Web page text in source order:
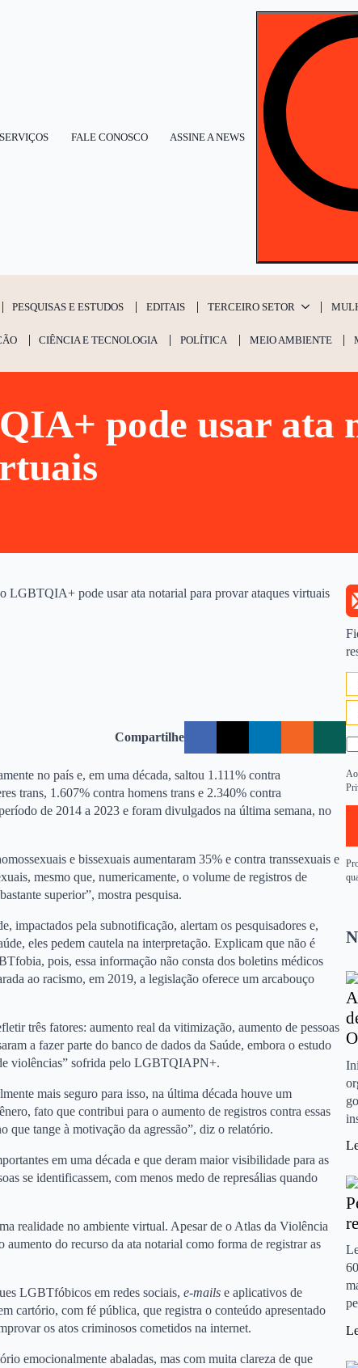
SERVIÇOS FALE CONOSCO ASSINE A NEWS
PESQUISAS E ESTUDOS EDITAIS TERCEIRO SETOR
CIÊNCIA E TECNOLOGIA POLÍTICA MEIO AMBIENTE
pode usar ata
LGBTQIA+ pode usar ata notarial para provar ataques virtuais
Compartilhe
no país e, em uma década, saltou 1.111% contra
trans, 1.607% contra homens trans e 2.340% contra
de 2014 a 2023 e foram divulgados na última semana, no
e bissexuais aumentaram 35% e contra transsexuais e
mesmo que, numericamente, o volume de registros de
superior”, mostra pesquisa.
impactados pela subnotificação, alertam os pesquisadores e,
eles pedem cautela na interpretação. Explicam que não é
pois, essa informação não consta dos boletins médicos
ao racismo, em 2019, a legislação oferece um arcabouço
três fatores: aumento real da vitimização, aumento de pessoas
a fazer parte do banco de dados da Saúde, embora o estudo
violências” sofrida pelo LGBTQIAPN+.
mais seguro para isso, na última década houve um
fato que contribui para o aumento de registros contra essas
que tange à motivação da agressão”, diz o relatório.
em uma década e que deram maior visibilidade para as
se identificassem, com menos medo de represálias quando
realidade no ambiente virtual. Apesar de o Atlas da Violência
do recurso da ata notarial como forma de registrar as
LGBTfóbicos em redes sociais, e-mails e aplicativos de
cartório, com fé pública, que registra o conteúdo apresentado
os atos criminosos cometidos na internet.
emocionalmente abaladas, mas com muita clareza de que